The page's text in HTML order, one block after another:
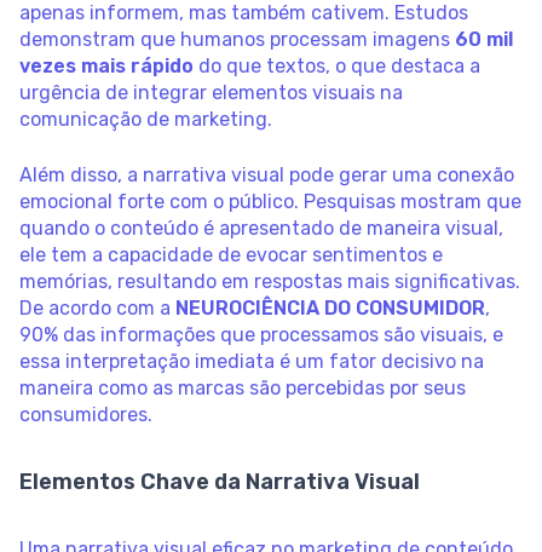
apenas informem, mas também cativem. Estudos
demonstram que humanos processam imagens 60 mil
vezes mais rápido do que textos, o que destaca a
urgência de integrar elementos visuais na
comunicação de marketing.
Além disso, a narrativa visual pode gerar uma conexão
emocional forte com o público. Pesquisas mostram que
quando o conteúdo é apresentado de maneira visual,
ele tem a capacidade de evocar sentimentos e
memórias, resultando em respostas mais significativas.
De acordo com a NEUROCIÊNCIA DO CONSUMIDOR,
90% das informações que processamos são visuais, e
essa interpretação imediata é um fator decisivo na
maneira como as marcas são percebidas por seus
consumidores.
Elementos Chave da Narrativa Visual